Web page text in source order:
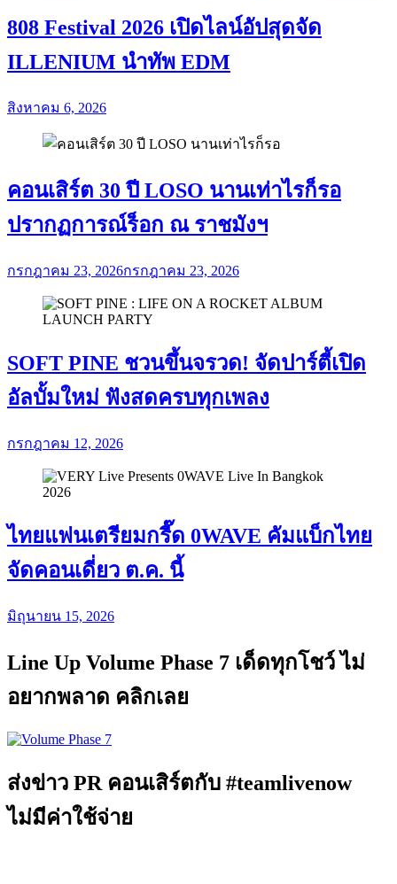
808 Festival 2026 เปิดไลน์อัปสุดจัด
ILLENIUM นำทัพ EDM
สิงหาคม 6, 2026
คอนเสิร์ต 30 ปี LOSO นานเท่าไรก็รอ
ปรากฏการณ์ร็อก ณ ราชมังฯ
กรกฎาคม 23, 2026กรกฎาคม 23, 2026
SOFT PINE ชวนขึ้นจรวด! จัดปาร์ตี้เปิด
อัลบั้มใหม่ ฟังสดครบทุกเพลง
กรกฎาคม 12, 2026
ไทยแฟนเตรียมกรี๊ด 0WAVE คัมแบ็กไทย
จัดคอนเดี่ยว ต.ค. นี้
มิถุนายน 15, 2026
Line Up Volume Phase 7 เด็ดทุกโชว์ ไม่
อยากพลาด คลิกเลย
ส่งข่าว PR คอนเสิร์ตกับ #teamlivenow
ไม่มีค่าใช้จ่าย